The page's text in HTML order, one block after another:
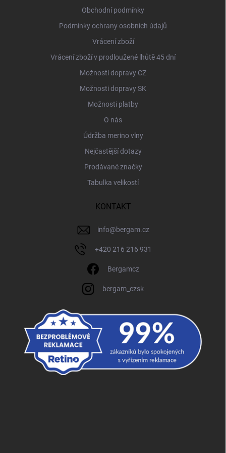
Obchodní podmínky
Podmínky ochrany osobních údajů
Vrácení zboží
Vrácení zboží v prodloužené lhůtě 45 dní
Možnosti dopravy CZ
Možnosti dopravy SK
Možnosti platby
O nás
Údržba merino vlny
Nejčastější dotazy
Prodávané značky
Tabulka velikostí
KONTAKT
info@bergam.cz
+420 216 216 931
Bergamcz
bergam_czsk